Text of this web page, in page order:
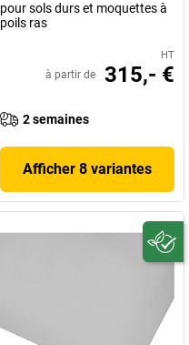
pour sols durs et moquettes à
poils ras
HT
à partir de 315,- €
2 semaines
Afficher 8 variantes